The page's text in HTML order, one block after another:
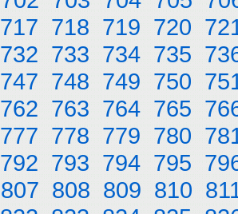
717 718 719 720
732 733 734 735
747 748 749 750
762 763 764 765
777 778 779 780
792 793 794 795
807 808 809 810